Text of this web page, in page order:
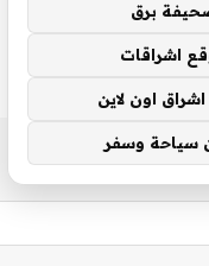
برق
اشراقات
اون لاين
سياحة وسفر